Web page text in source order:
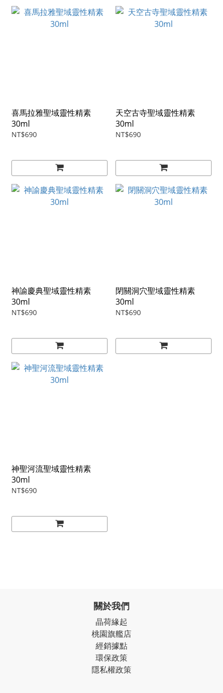
喜馬拉雅聖域靈性精素
30ml
NT$690
天空古寺聖域靈性精素
30ml
NT$690
神諭慶典聖域靈性精素
30ml
NT$690
閉關洞穴聖域靈性精素
30ml
NT$690
神聖河流聖域靈性精素
30ml
NT$690
關於我們
晶荷緣起
桃園旗艦店
經銷據點
環保政策
隱私權政策